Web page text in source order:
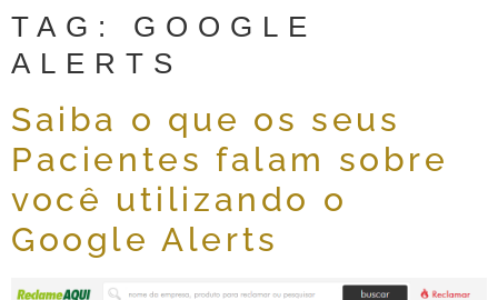
TAG: GOOGLE
ALERTS
Saiba o que os seus
Pacientes falam sobre
você utilizando o
Google Alerts